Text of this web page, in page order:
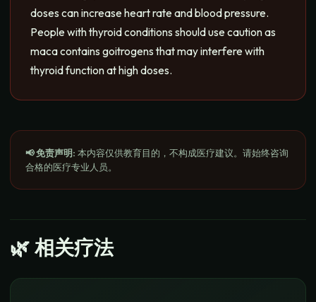
doses can increase heart rate and blood pressure.
People with thyroid conditions should use caution as
maca contains goitrogens that may interfere with
thyroid function at high doses.
📢 免责声明: 本内容仅供教育目的，不构成医疗建议。请始终咨询
合格的医疗专业人员。
🌿相关疗法